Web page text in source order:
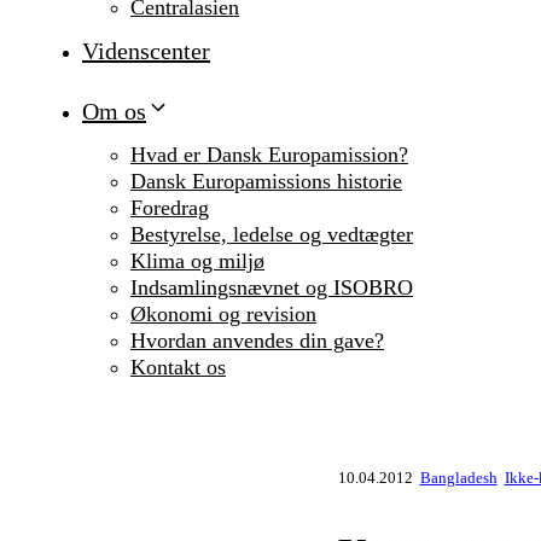
Centralasien
Videnscenter
Om os
Hvad er Dansk Europamission?
Dansk Europamissions historie
Foredrag
Bestyrelse, ledelse og vedtægter
Klima og miljø
Indsamlingsnævnet og ISOBRO
Økonomi og revision
Hvordan anvendes din gave?
Kontakt os
10.04.2012 Bangladesh Ikke-